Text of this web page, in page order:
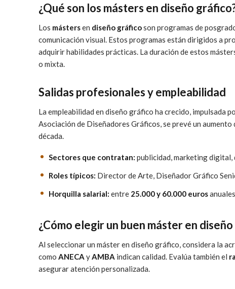
¿Qué son los másters en diseño
Los mástersen diseño gráficoson programas de
comunicación visual. Estos programas están dirigidos a
adquirir habilidades prácticas. La duración de estos
o mixta.
Salidas profesionales y empleabilidad
La empleabilidad en diseño gráfico ha crecido, impulsada
Asociación de Diseñadores Gráficos, se prevé un aumento
década.
Sectores que contratan: publicidad, marketing
Roles típicos: Director de Arte, Diseñador Gráfico
Horquilla salarial: entre 25.000 y 60.000 euros
¿Cómo elegir un buen máster en
Al seleccionar un máster en diseño gráfico, considera la
como ANECA y AMBA indican calidad. Evalúa también el
asegurar atención personalizada.